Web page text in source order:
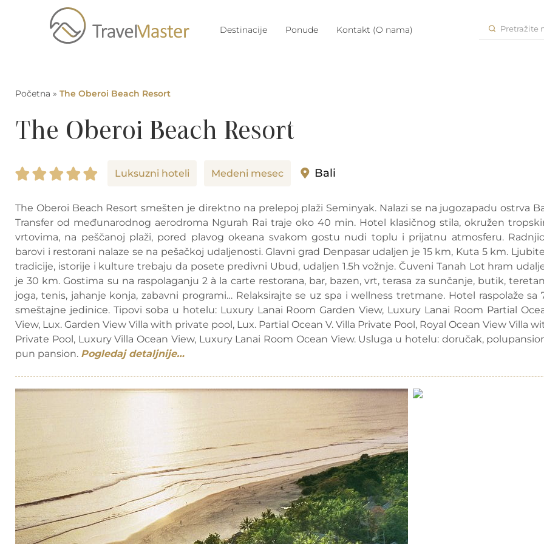
Destinacije Ponude Kontakt (O nama) Pretražite
Početna » The Oberoi Beach Resort
The Oberoi Beach Resort
Luksuzni hoteli Medeni mesec Bali
The Oberoi Beach Resort smešten je direktno na prelepoj plaži Seminyak. Nalazi se na jugozapadu ostrva
Transfer od međunarodnog aerodroma Ngurah Rai traje oko 40 min. Hotel klasičnog stila, okružen
vrtovima, na peščanoj plaži, pored plavog okeana svakom gostu nudi toplu i prijatnu atmosferu.
barovi i restorani nalaze se na pešačkoj udaljenosti. Glavni grad Denpasar udaljen je 15 km, Kuta 5 km.
tradicije, istorije i kulture trebaju da posete predivni Ubud, udaljen 1.5h vožnje. Čuveni Tanah Lot hram
je 30 km. Gostima su na raspolaganju 2 à la carte restorana, bar, bazen, vrt, terasa za sunčanje, butik,
joga, tenis, jahanje konja, zabavni programi… Relaksirajte se uz spa i wellness tretmane. Hotel raspolaže sa
smeštajne jedinice. Tipovi soba u hotelu: Luxury Lanai Room Garden View, Luxury Lanai Room Partial
View, Lux. Garden View Villa with private pool, Lux. Partial Ocean V. Villa Private Pool, Royal Ocean View Villa
Private Pool, Luxury Villa Ocean View, Luxury Lanai Room Ocean View. Usluga u hotelu: doručak,
pun pansion. Pogledaj detaljnije…